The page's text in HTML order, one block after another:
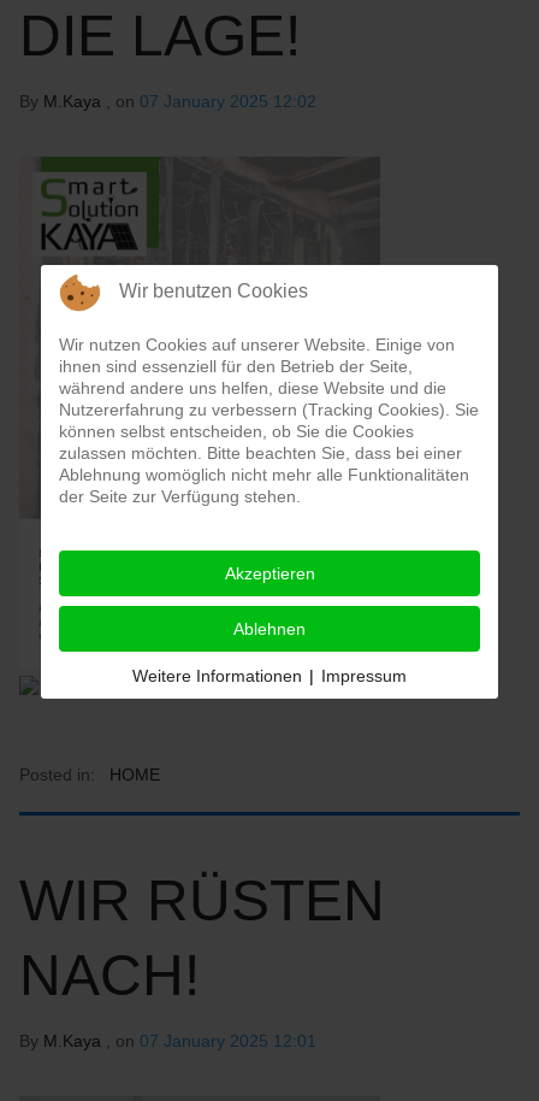
DIE LAGE!
By M.Kaya , on 07 January 2025 12:02
Posted in: HOME
WIR RÜSTEN
NACH!
By M.Kaya , on 07 January 2025 12:01
Wir benutzen Cookies
Wir nutzen Cookies auf unserer Website. Einige von
ihnen sind essenziell für den Betrieb der Seite,
während andere uns helfen, diese Website und die
Nutzererfahrung zu verbessern (Tracking Cookies). Sie
können selbst entscheiden, ob Sie die Cookies
zulassen möchten. Bitte beachten Sie, dass bei einer
Ablehnung womöglich nicht mehr alle Funktionalitäten
der Seite zur Verfügung stehen.
Akzeptieren
Ablehnen
Weitere Informationen | Impressum